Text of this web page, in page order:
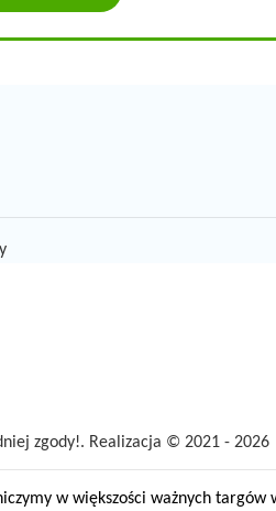
zgody!. Realizacja © 2021 - 2026
w większości ważnych targów